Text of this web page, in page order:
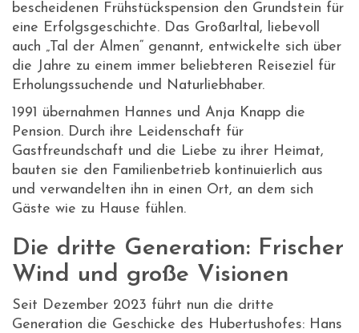
bescheidenen Frühstückspension den Grundstein für
eine Erfolgsgeschichte. Das Großarltal, liebevoll
auch „Tal der Almen“ genannt, entwickelte sich über
die Jahre zu einem immer beliebteren Reiseziel für
Erholungssuchende und Naturliebhaber.
1991 übernahmen Hannes und Anja Knapp die
Pension. Durch ihre Leidenschaft für
Gastfreundschaft und die Liebe zu ihrer Heimat,
bauten sie den Familienbetrieb kontinuierlich aus
und verwandelten ihn in einen Ort, an dem sich
Gäste wie zu Hause fühlen.
Die dritte Generation: Frischer
Wind und große Visionen
Seit Dezember 2023 führt nun die dritte
Generation die Geschicke des Hubertushofes: Hans